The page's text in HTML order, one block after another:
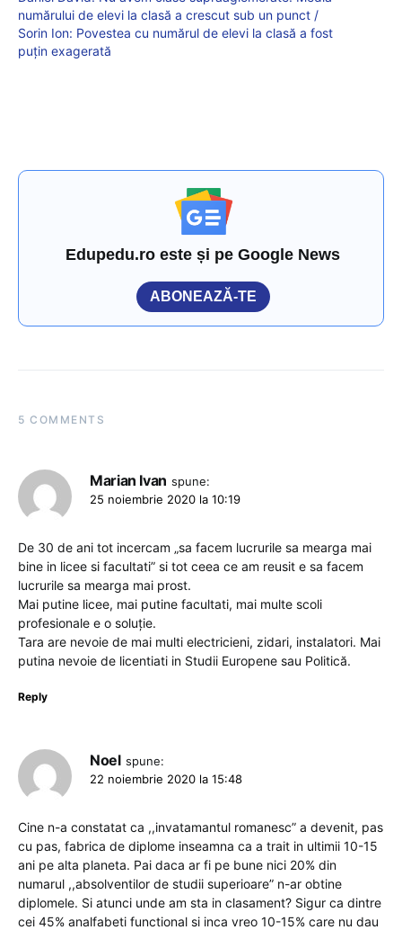
numărului de elevi la clasă a crescut sub un punct /
Sorin Ion: Povestea cu numărul de elevi la clasă a fost
puțin exagerată
Edupedu.ro este și pe Google News
ABONEAZĂ-TE
5 COMMENTS
Marian Ivan spune:
25 noiembrie 2020 la 10:19
De 30 de ani tot incercam „sa facem lucrurile sa mearga mai
bine in licee si facultati” si tot ceea ce am reusit e sa facem
lucrurile sa mearga mai prost.
Mai putine licee, mai putine facultati, mai multe scoli
profesionale e o soluție.
Tara are nevoie de mai multi electricieni, zidari, instalatori. Mai
putina nevoie de licentiati in Studii Europene sau Politică.
Reply
Noel spune:
22 noiembrie 2020 la 15:48
Cine n-a constatat ca ,,invatamantul romanesc” a devenit, pas
cu pas, fabrica de diplome inseamna ca a trait in ultimii 10-15
ani pe alta planeta. Pai daca ar fi pe bune nici 20% din
numarul ,,absolventilor de studii superioare” n-ar obtine
diplomele. Si atunci unde am sta in clasament? Sigur ca dintre
cei 45% analfabeti functional si inca vreo 10-15% care nu dau